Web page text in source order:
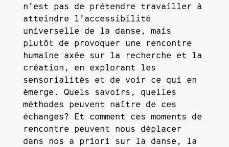
n’est pas de prétendre travailler à
atteindre l’accessibilité
universelle de la danse, mais
plutôt de provoquer une rencontre
humaine axée sur la recherche et la
création, en explorant les
sensorialités et de voir ce qui en
émerge. Quels savoirs, quelles
méthodes peuvent naître de ces
échanges? Et comment ces moments de
rencontre peuvent nous déplacer
dans nos a priori sur la danse, la